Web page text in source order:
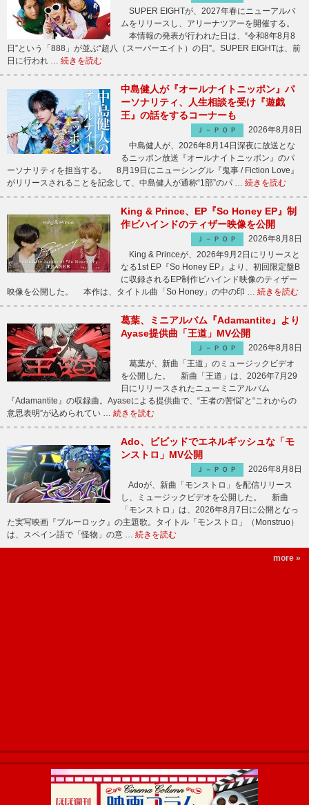
SUPER EIGHTが、2027年春にニューアルバ
ムをリリースし、アリーナツアーを開催する。
本情報の発表が行われた日は、“令和8年8月8
日”という「888」が並ぶ“超八（スーパーエイト）の日”。SUPER EIGHTは、前
日に行われ … 続きを読む
中島健人が『オールナイトニッポン』パ
ーソナリティ、人生相談を受け『遊戯
王』の話をするコーナーも
Ｊ－ＰＯＰ
2026年8月8日
中島健人が、2026年8月14日深夜に放送とな
るニッポン放送『オールナイトニッポン』のパ
ーソナリティを担当する。 8月19日にニューシングル『鬼事 / Fiction Love』
がリリースされることを記念して、中島健人が通称“1部”のパ … 続きを読む
King & Prince、EP『So Honey EP』制
作ビハインドのティザー映像を公開
Ｊ－ＰＯＰ
2026年8月8日
King & Princeが、2026年9月2日にリリースと
なる1st EP『So Honey EP』より、初回限定盤B
に収録されるEP制作ビハインド映像のティザー
映像を公開した。 本作は、タイトル曲「So Honey」の中の印 … 続きを読む
葛葉、ミニアルバム『Adamantite』より
Ayase提供曲「王道」MV公開
Ｊ－ＰＯＰ
2026年8月8日
葛葉が、新曲「王道」のミュージックビデオ
を公開した。 新曲「王道」は、2026年7月29
日にリリースされたニューミニアルバム
『Adamantite』の収録曲。Ayaseによる提供曲で、“王者の苦悩”と“これからの
意思表明”が込められてい … 続きを読む
Ado、ビビッドでエネルギッシュな「モ
ンストロ」MV公開
Ｊ－ＰＯＰ
2026年8月8日
Adoが、新曲「モンストロ」を配信リリース
し、ミュージックビデオを公開した。 新曲
「モンストロ」は、2026年8月7日に公開となっ
た実写映画『ブルーロック』の主題歌。タイトル「モンストロ」（Monstruo）
は、スペイン語で「怪物」の意 … 続きを読む
more »